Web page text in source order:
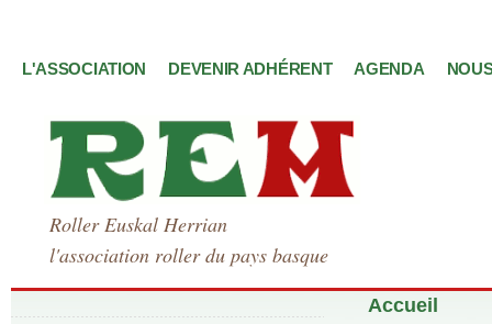
Roller Euskal Herrian
l'association roller du pays basque
L'ASSOCIATION DEVENIR ADHÉRENT AGENDA
Accueil